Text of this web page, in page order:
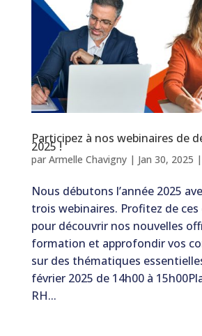
Participez à nos webinaires de
2025 !
par Armelle Chavigny| Jan 30, 2025 |
Nous débutons l’année 2025
trois webinaires. Profitez de
pour découvrir nos nouvelles
formation et approfondir vos
sur des thématiques
février 2025 de 14h00 à
RH...